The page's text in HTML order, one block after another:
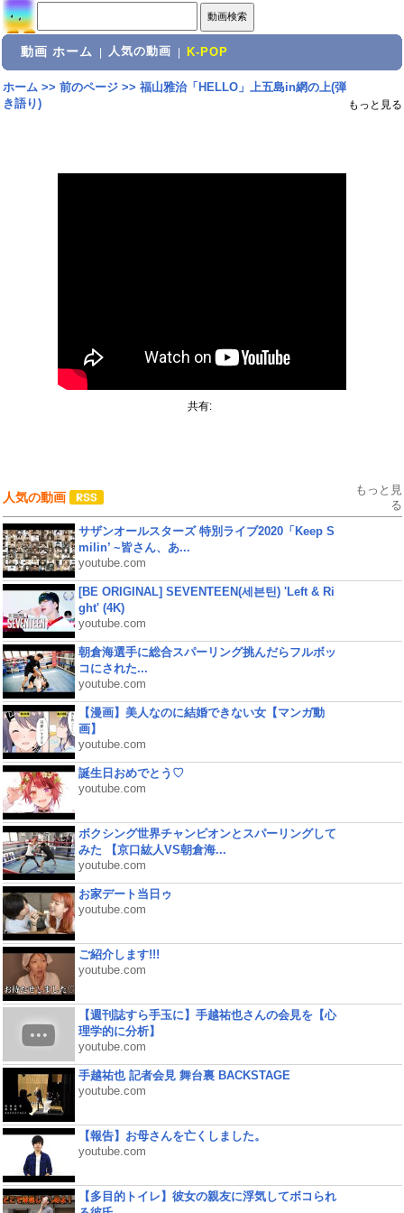
動画 ホーム 人気の動画 K-POP
ホーム>> 前のページ>> 福山雅治「HELLO」上五島in網の上(弾
き語り)
もっと見る
共有:
人気の動画
もっと見
る
サザンオールスターズ 特別ライブ2020「Keep S
milin’ ~皆さん、あ...
youtube.com
[BE ORIGINAL] SEVENTEEN(세븐틴) 'Left & Ri
ght' (4K)
youtube.com
朝倉海選手に総合スパーリング挑んだらフルボッ
コにされた...
youtube.com
【漫画】美人なのに結婚できない女【マンガ動
画】
youtube.com
誕生日おめでとう♡
youtube.com
ボクシング世界チャンピオンとスパーリングして
みた 【京口紘人VS朝倉海...
youtube.com
お家デート当日ゥ
youtube.com
ご紹介します!!!
youtube.com
【週刊誌すら手玉に】手越祐也さんの会見を【心
理学的に分析】
youtube.com
手越祐也 記者会見 舞台裏 BACKSTAGE
youtube.com
【報告】お母さんを亡くしました。
youtube.com
【多目的トイレ】彼女の親友に浮気してボコられ